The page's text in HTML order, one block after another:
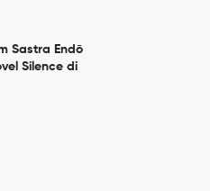
Sastra Endō
Silence di